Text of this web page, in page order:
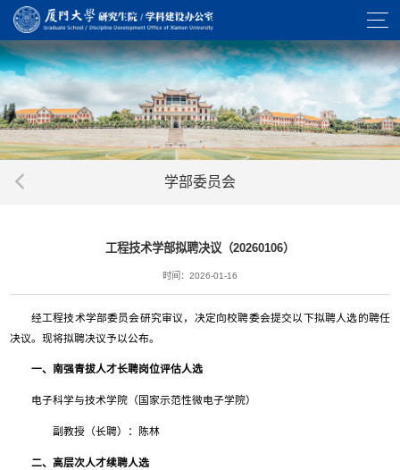
学部委员会
工程技术学部拟聘决议（20260106）
时间：2026-01-16
经工程技术学部委员会研究审议，决定向校聘委会提交以下拟聘人选的聘任
决议。现将拟聘决议予以公布。
一、南强青拔人才长聘岗位评估人选
电子科学与技术学院（国家示范性微电子学院）
副教授（长聘）：陈林
二、高层次人才续聘人选